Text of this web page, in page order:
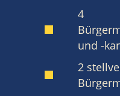
4
und -
2